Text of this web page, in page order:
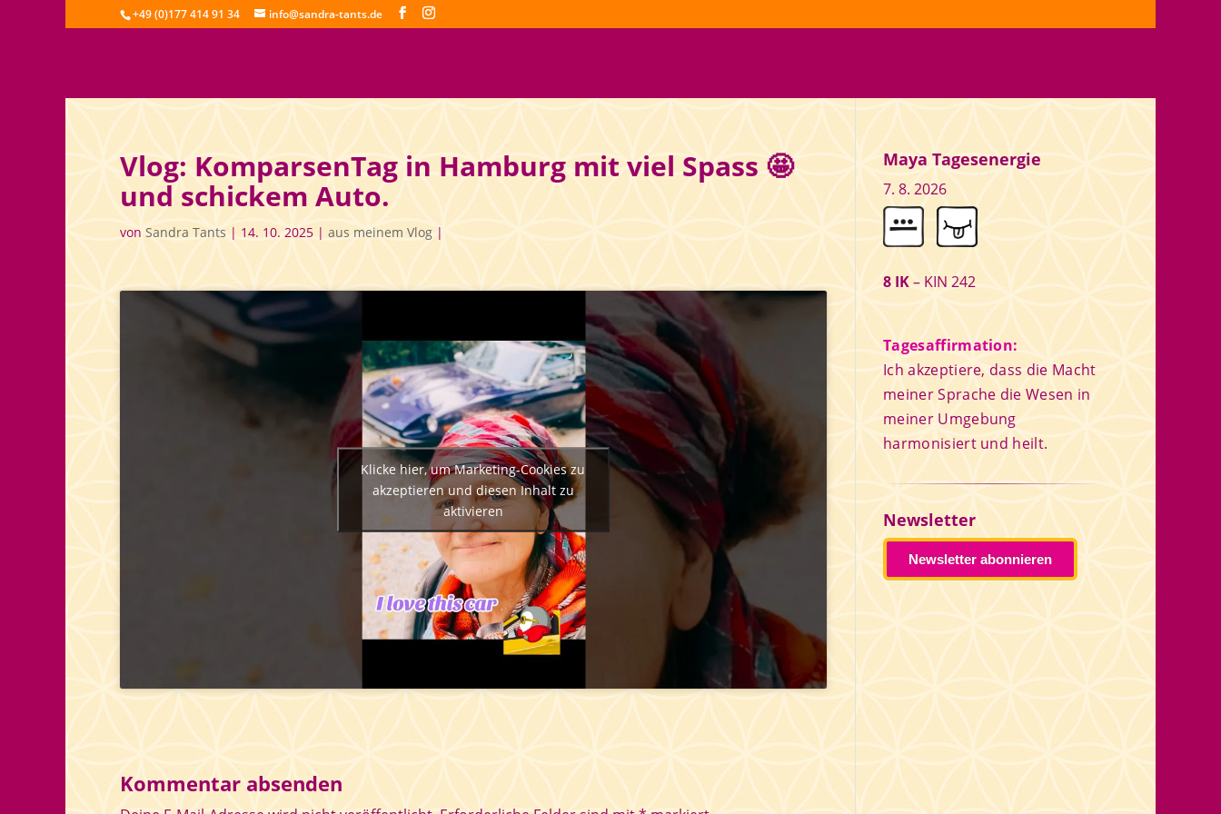
+49 (0)177 414 91 34 info@sandra-tants.de
Vlog: KomparsenTag in Hamburg mit viel Spass 🤩
und schickem Auto.
von Sandra Tants | 14. 10. 2025 | aus meinem Vlog |
Klicke hier, um Marketing-Cookies zu
akzeptieren und diesen Inhalt zu
aktivieren
Kommentar absenden
Maya Tagesenergie
7. 8. 2026
8 IK– KIN 242
Tagesaffirmation:
Ich akzeptiere, dass die Macht
meiner Sprache die Wesen in
meiner Umgebung
harmonisiert und heilt.
Newsletter
Newsletter abonnieren